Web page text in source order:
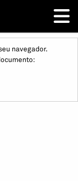
navegador.